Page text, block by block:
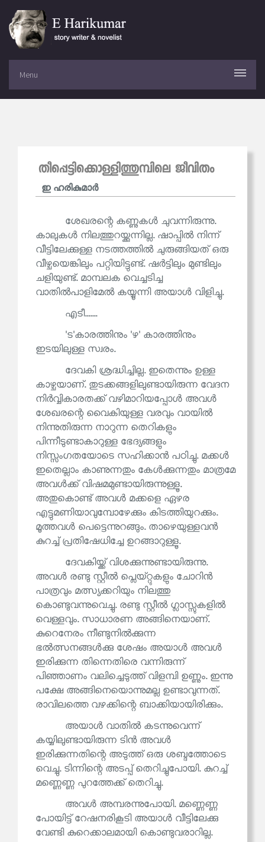
Menu
തീപ്പെട്ടിക്കൊള്ളിത്തുമ്പിലെ ജീവിതം
ഇ ഹരികുമാര്‍
ശേഖരന്റെ കണ്ണുകൾ ചുവന്നിരുന്നു.
കാലുകൾ നിലത്തുറയ്ക്കുന്നില്ല. ഷാപ്പിൽ നിന്ന്
വീട്ടിലേക്കുള്ള നടത്തത്തിൽ ചുരുങ്ങിയത് ഒരു
വീഴ്ചയെങ്കിലും പറ്റിയിട്ടുണ്ട്. ഷർട്ടിലും മുണ്ടിലും
ചളിയുണ്ട്. മാമ്പലക വെച്ചടിച്ച
വാതിൽപാളിമേൽ കയ്യൂന്നി അയാൾ വിളിച്ചു.
എടീ.......
'ട'കാരത്തിനും 'ഴ' കാരത്തിനും
ഇടയിലുള്ള സ്വരം.
ദേവകി ശ്രദ്ധിച്ചില്ല. ഇതെന്നും ഉള്ള
കാഴ്ചയാണ്. തുടക്കങ്ങളിലുണ്ടായിരുന്ന വേദന
നിർവ്വികാരതക്ക് വഴിമാറിയപ്പോൾ അവൾ
ശേഖരന്റെ വൈകിയുള്ള വരവും വായിൽ
നിന്നുതിരുന്ന നാറുന്ന തെറികളും
പിന്നീടുണ്ടാകാറുള്ള ഭേദ്യങ്ങളും
നിസ്സംഗതയോടെ സഹിക്കാൻ പഠിച്ചു. മക്കൾ
ഇതെല്ലാം കാണുന്നതും കേൾക്കുന്നതും മാത്രമേ
അവൾക്ക് വിഷമമുണ്ടായിരുന്നുള്ളൂ.
അതുകൊണ്ട് അവൾ മക്കളെ ഏഴര
എട്ടുമണിയാവുമ്പോഴേക്കും കിടത്തിയുറക്കും.
മൂത്തവൾ പെട്ടെന്നുറങ്ങും. താഴെയുള്ളവൻ
കുറച്ച് പ്രതിഷേധിച്ചേ ഉറങ്ങാറുള്ളൂ.
ദേവകിയ്ക്ക് വിശക്കുന്നുണ്ടായിരുന്നു.
അവൾ രണ്ടു സ്റ്റീൽ പ്ലെയ്റ്റുകളും ചോറിൻ
പാത്രവും മത്സ്യക്കറിയും നിലത്തു
കൊണ്ടുവന്നുവെച്ചു. രണ്ടു സ്റ്റീൽ ഗ്ലാസ്സുകളിൽ
വെള്ളവും. സാധാരണ അങ്ങിനെയാണ്.
കുറെനേരം നീണ്ടുനിൽക്കുന്ന
ഭൽത്സനങ്ങൾക്കു ശേഷം അയാൾ അവൾ
ഇരിക്കുന്ന തിന്നെതിരെ വന്നിരുന്ന്
പിഞ്ഞാണം വലിച്ചെടുത്ത് വിളമ്പി ഉണ്ണും. ഇന്നു
പക്ഷേ അങ്ങിനെയൊന്നുമല്ല ഉണ്ടാവുന്നത്.
രാവിലത്തെ വഴക്കിന്റെ ബാക്കിയായിരിക്കും.
അയാൾ വാതിൽ കടന്നുവെന്ന്
കയ്യിലുണ്ടായിരുന്ന ടിൻ അവൾ
ഇരിക്കുന്നതിന്റെ അടുത്ത് ഒരു ശബ്ദത്തോടെ
വെച്ചു. ടിന്നിന്റെ അടപ്പ് തെറിച്ചുപോയി. കുറച്ച്
മണ്ണെണ്ണ പുറത്തേക്ക് തെറിച്ചു.
അവൾ അമ്പരന്നുപോയി. മണ്ണെണ്ണ
പോയിട്ട് റേഷനരികൂടി അയാൾ വീട്ടിലേക്കു
വേണ്ടി കുറെക്കാലമായി കൊണ്ടുവരാറില്ല.